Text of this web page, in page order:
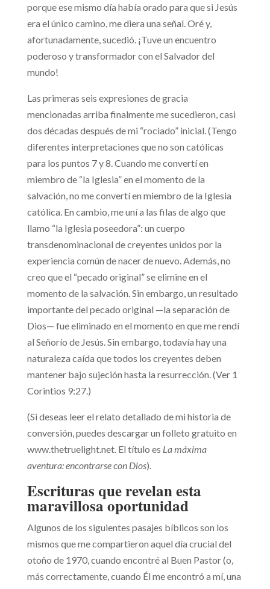
porque ese mismo día había orado para que si Jesús
era el único camino, me diera una señal. Oré y,
afortunadamente, sucedió. ¡Tuve un encuentro
poderoso y transformador con el Salvador del
mundo!
Las primeras seis expresiones de gracia
mencionadas arriba finalmente me sucedieron, casi
dos décadas después de mi “rociado” inicial. (Tengo
diferentes interpretaciones que no son católicas
para los puntos 7 y 8. Cuando me convertí en
miembro de “la Iglesia” en el momento de la
salvación, no me convertí en miembro de la Iglesia
católica. En cambio, me uní a las filas de algo que
llamo “la Iglesia poseedora”: un cuerpo
transdenominacional de creyentes unidos por la
experiencia común de nacer de nuevo. Además, no
creo que el “pecado original” se elimine en el
momento de la salvación. Sin embargo, un resultado
importante del pecado original —la separación de
Dios— fue eliminado en el momento en que me rendí
al Señorío de Jesús. Sin embargo, todavía hay una
naturaleza caída que todos los creyentes deben
mantener bajo sujeción hasta la resurrección. (Ver 1
Corintios 9:27.)
(Si deseas leer el relato detallado de mi historia de
conversión, puedes descargar un folleto gratuito en
www.thetruelight.net. El título es La máxima
aventura: encontrarse con Dios).
Escrituras que revelan esta
maravillosa oportunidad
Algunos de los siguientes pasajes bíblicos son los
mismos que me compartieron aquel día crucial del
otoño de 1970, cuando encontré al Buen Pastor (o,
más correctamente, cuando Él me encontró a mí, una